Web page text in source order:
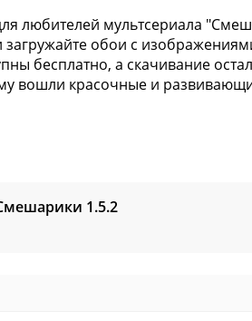
любителей мультсериала
загружайте обои с
бесплатно, а скачивание
вошли красочные и
1.5.2